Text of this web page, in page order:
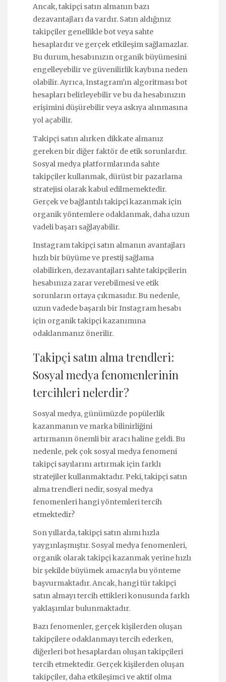
Ancak, takipçi satın almanın bazı
dezavantajları da vardır. Satın aldığınız
takipçiler genellikle bot veya sahte
hesaplardır ve gerçek etkileşim sağlamazlar.
Bu durum, hesabınızın organik büyümesini
engelleyebilir ve güvenilirlik kaybına neden
olabilir. Ayrıca, Instagram'ın algoritması bot
hesapları belirleyebilir ve bu da hesabınızın
erişimini düşürebilir veya askıya alınmasına
yol açabilir.
Takipçi satın alırken dikkate almanız
gereken bir diğer faktör de etik sorunlardır.
Sosyal medya platformlarında sahte
takipçiler kullanmak, dürüst bir pazarlama
stratejisi olarak kabul edilmemektedir.
Gerçek ve bağlantılı takipçi kazanmak için
organik yöntemlere odaklanmak, daha uzun
vadeli başarı sağlayabilir.
Instagram takipçi satın almanın avantajları
hızlı bir büyüme ve prestij sağlama
olabilirken, dezavantajları sahte takipçilerin
hesabınıza zarar verebilmesi ve etik
sorunların ortaya çıkmasıdır. Bu nedenle,
uzun vadede başarılı bir Instagram hesabı
için organik takipçi kazanımına
odaklanmanız önerilir.
Takipçi satın alma trendleri:
Sosyal medya fenomenlerinin
tercihleri nelerdir?
Sosyal medya, günümüzde popülerlik
kazanmanın ve marka bilinirliğini
artırmanın önemli bir aracı haline geldi. Bu
nedenle, pek çok sosyal medya fenomeni
takipçi sayılarını artırmak için farklı
stratejiler kullanmaktadır. Peki, takipçi satın
alma trendleri nedir, sosyal medya
fenomenleri hangi yöntemleri tercih
etmektedir?
Son yıllarda, takipçi satın alımı hızla
yaygınlaşmıştır. Sosyal medya fenomenleri,
organik olarak takipçi kazanmak yerine hızlı
bir şekilde büyümek amacıyla bu yönteme
başvurmaktadır. Ancak, hangi tür takipçi
satın almayı tercih ettikleri konusunda farklı
yaklaşımlar bulunmaktadır.
Bazı fenomenler, gerçek kişilerden oluşan
takipçilere odaklanmayı tercih ederken,
diğerleri bot hesaplardan oluşan takipçileri
tercih etmektedir. Gerçek kişilerden oluşan
takipçiler, daha etkileşimci ve aktif olma